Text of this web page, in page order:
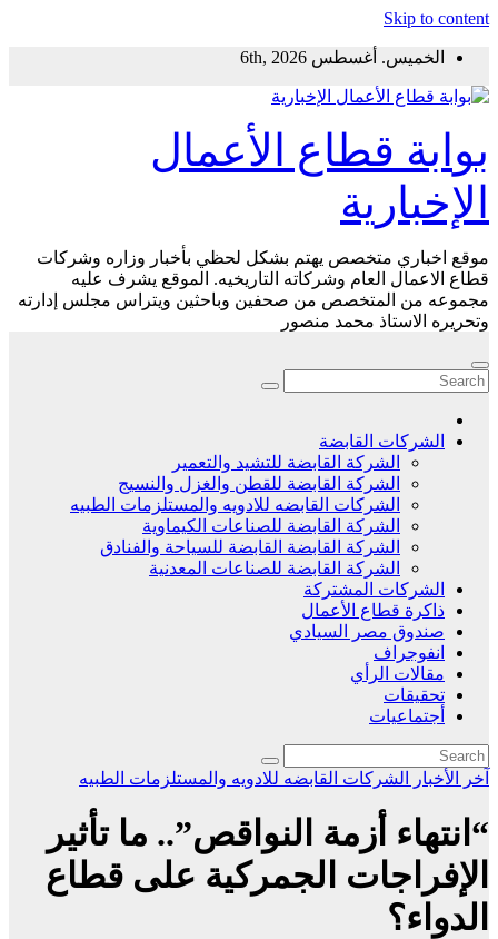
Skip to content
الخميس. أغسطس 6th, 2026
بوابة قطاع الأعمال
الإخبارية
موقع اخباري متخصص يهتم بشكل لحظي بأخبار وزاره وشركات
قطاع الاعمال العام وشركاته التاريخيه. الموقع يشرف عليه
مجموعه من المتخصص من صحفين وباحثين ويتراس مجلس إدارته
وتحريره الاستاذ محمد منصور
الشركات القابضة
الشركة القابضة للتشيد والتعمير
الشركة القابضة للقطن والغزل والنسيج
الشركات القابضه للادويه والمستلزمات الطبيه
الشركة القابضة للصناعات الكيماوية
الشركة القابضة القابضة للسياحة والفنادق
الشركة القابضة للصناعات المعدنية
الشركات المشتركة
ذاكرة قطاع الأعمال
صندوق مصر السيادي
انفوجراف
مقالات الرأي
تحقيقات
أجتماعيات
آخر الأخبار الشركات القابضه للادويه والمستلزمات الطبيه
“انتهاء أزمة النواقص”.. ما تأثير
الإفراجات الجمركية على قطاع
الدواء؟